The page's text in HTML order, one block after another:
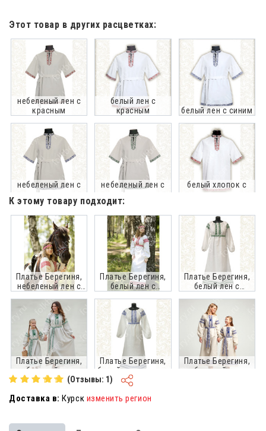
Этот товар в других расцветках:
небеленый лен с
красным
белый лен с
красным
белый лен с синим
небеленый лен с
синим
небеленый лен с
зеленым
белый хлопок с
красным
К этому товару подходит:
Платье Берегиня,
небеленый лен с
Платье Берегиня,
белый лен с
Платье Берегиня,
белый лен с
Платье Берегиня,
небеленый лен с
зеленым
Платье Берегиня,
белый лен с синим
Платье Берегиня,
небеленый лен с
(Отзывы: 1)
Доставка в: Курск изменить регион